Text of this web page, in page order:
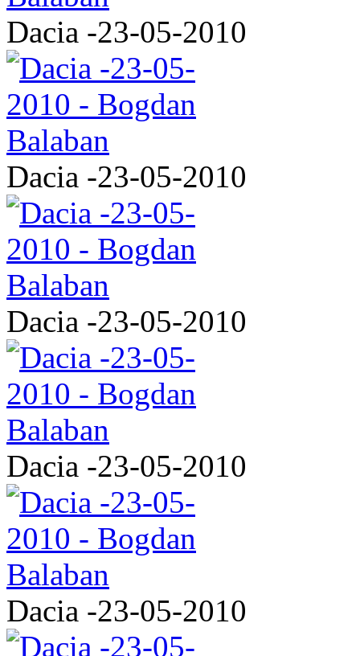
Dacia -23-05-2010
Dacia -23-05-2010
Dacia -23-05-2010
Dacia -23-05-2010
Dacia -23-05-2010